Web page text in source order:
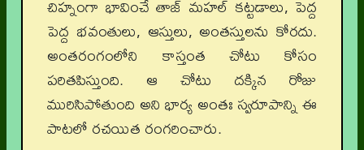
చిహ్నంగా భావించే తాజ్ మహల్ కట్టడాలు, పెద్ద
పెద్ద భవంతులు, ఆస్తులు, అంతస్తులను కోరదు.
అంతరంగంలోని కాస్తంత చోటు కోసం
పరితపిస్తుంది. ఆ చోటు దక్కిన రోజు
మురిసిపోతుంది అని భార్య అంతః స్వరూపాన్ని ఈ
పాటలో రచయిత రంగరించారు.